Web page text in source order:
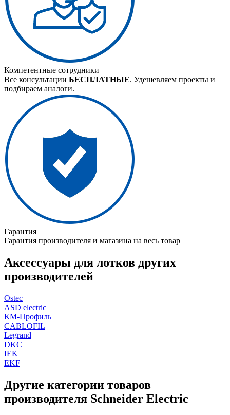
Компетентные сотрудники
Все консультации БЕСПЛАТНЫЕ. Удешевляем проекты и
подбираем аналоги.
Гарантия
Гарантия производителя и магазина на весь товар
Аксессуары для лотков других
производителей
Ostec
ASD electric
КМ-Профиль
CABLOFIL
Legrand
DKC
IEK
EKF
Другие категории товаров
производителя Schneider Electric